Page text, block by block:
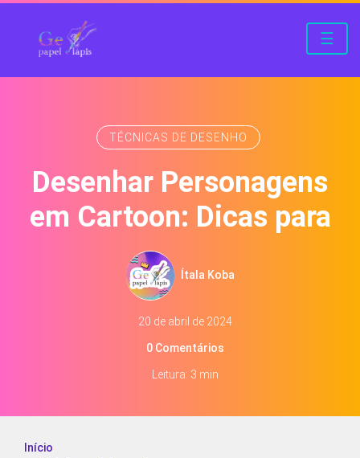
☰
TÉCNICAS DE DESENHO
Desenhar Personagens
em Cartoon: Dicas para
Ítala Koba
20 de abril de 2024
0 Comentários
Leitura: 3 min
Início